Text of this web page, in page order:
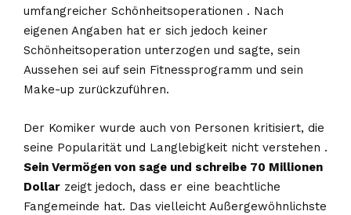
umfangreicher Schönheitsoperationen . Nach
eigenen Angaben hat er sich jedoch keiner
Schönheitsoperation unterzogen und sagte, sein
Aussehen sei auf sein Fitnessprogramm und sein
Make-up zurückzuführen.
Der Komiker wurde auch von Personen kritisiert, die
seine Popularität und Langlebigkeit nicht verstehen .
Sein Vermögen von sage und schreibe 70 Millionen
Dollar zeigt jedoch, dass er eine beachtliche
Fangemeinde hat. Das vielleicht Außergewöhnlichste